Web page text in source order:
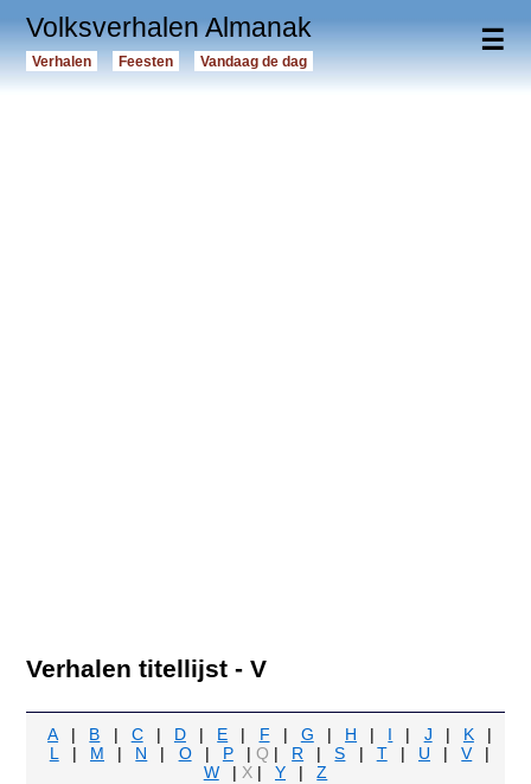
☰
Volksverhalen Almanak
Verhalen Feesten Vandaag de dag
Verhalen titellijst - V
A | B | C | D | E | F | G | H | I | J | K
|
L
| M | N | O | P | Q | R | S | T | U | V
|
W
| X| Y | Z